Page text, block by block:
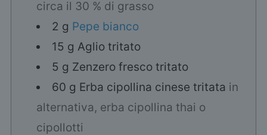
circa il 30 % di grasso
2 g Pepe bianco
15 g Aglio tritato
5 g Zenzero fresco tritato
60 g Erba cipollina cinese tritata in
alternativa, erba cipollina thai o
cipollotti